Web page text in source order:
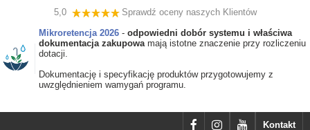
5,0
Sprawdź oceny naszych Klientów
Mikroretencja 2026 - odpowiedni dobór systemu i właściwa
dokumentacja zakupowamają istotne znaczenie przy rozliczeniu
dotacji.
Dokumentację i specyfikację produktów przygotowujemy z
uwzględnieniem wamygań programu.
Kontakt